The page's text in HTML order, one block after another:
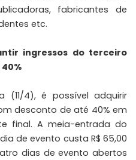
fabricantes de
etc.
ingressos do terceiro
(11/4), é possível adquirir
desconto de até 40% em
final. A meia-entrada do
de evento custa R$ 65,00
dias de evento abertos